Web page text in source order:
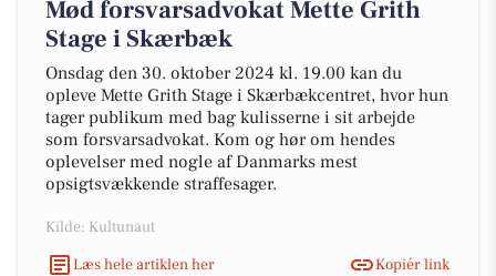
Mød forsvarsadvokat Mette Grith
Stage i Skærbæk
Onsdag den 30. oktober 2024 kl. 19.00 kan du
opleve Mette Grith Stage i Skærbækcentret, hvor hun
tager publikum med bag kulisserne i sit arbejde
som forsvarsadvokat. Kom og hør om hendes
oplevelser med nogle af Danmarks mest
opsigtsvækkende straffesager.
Kilde: Kultunaut
Læs hele artiklen her
Kopiér link